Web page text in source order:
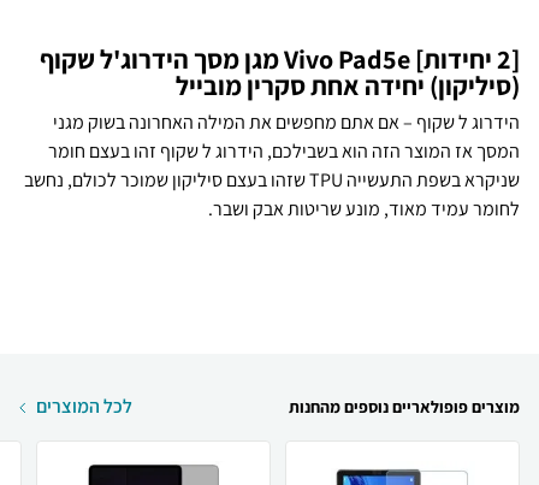
[2 יחידות] Vivo Pad5e מגן מסך הידרוג'ל שקוף
(סיליקון) יחידה אחת סקרין מובייל
הידרוג ל שקוף – אם אתם מחפשים את המילה האחרונה בשוק מגני
המסך אז המוצר הזה הוא בשבילכם, הידרוג ל שקוף זהו בעצם חומר
שניקרא בשפת התעשייה TPU שזהו בעצם סיליקון שמוכר לכולם, נחשב
לחומר עמיד מאוד, מונע שריטות אבק ושבר.
מוצרים פופולאריים נוספים מהחנות לכל המוצרים